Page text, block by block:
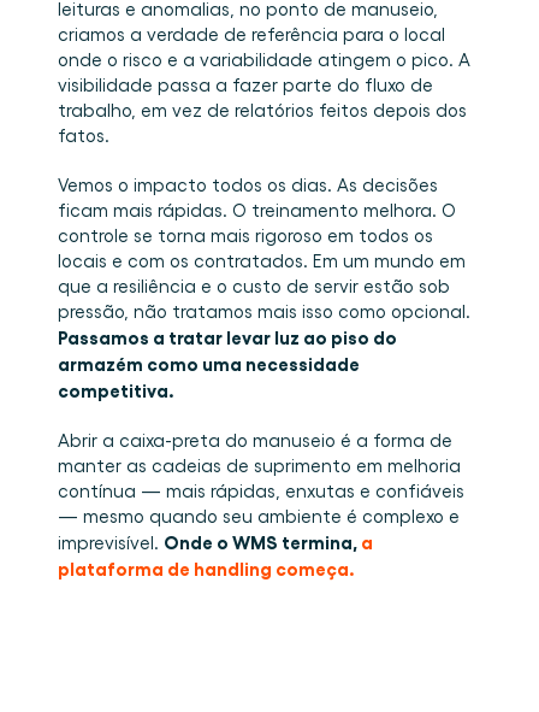
leituras e anomalias, no ponto de manuseio,
criamos a verdade de referência para o local
onde o risco e a variabilidade atingem o pico. A
visibilidade passa a fazer parte do fluxo de
trabalho, em vez de relatórios feitos depois dos
fatos.
Vemos o impacto todos os dias. As decisões
ficam mais rápidas. O treinamento melhora. O
controle se torna mais rigoroso em todos os
locais e com os contratados. Em um mundo em
que a resiliência e o custo de servir estão sob
Passamos a tratar levar luz ao piso do
armazém como uma necessidade
competitiva.
Abrir a caixa-preta do manuseio é a forma de
manter as cadeias de suprimento em melhoria
contínua — mais rápidas, enxutas e confiáveis
— mesmo quando seu ambiente é complexo e
imprevisível. Onde o WMS termina, a
plataforma de handling começa.